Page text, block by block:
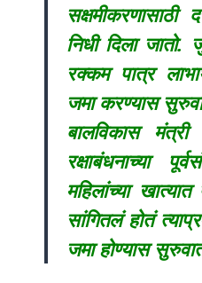
सक्षमीकरणासाठी
निधी दिला जातो.
रक्कम पात्र
जमा करण्यास
बालविकास
रक्षाबंधनाच्या
महिलांच्या
सांगितलं होतं
जमा होण्यास